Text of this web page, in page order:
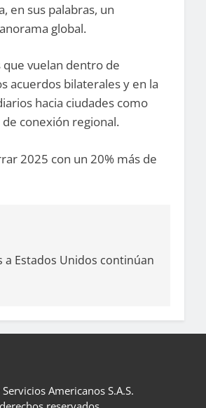
en sus palabras, un
global.
vuelan dentro de
acuerdos bilaterales y en la
hacia ciudades como
conexión regional.
2025 con un 20% más de
a Estados Unidos continúan
Americanos S.A.S.